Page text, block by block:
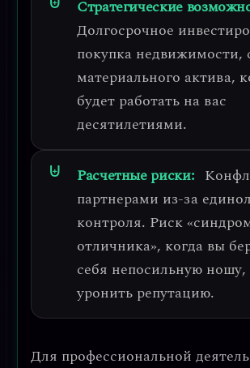
Стратегические
Долгосрочное
покупка недвижимости,
материального актива,
будет работать на вас
десятилетиями.
Расчетные риски:
партнерами из-за
контроля. Риск
отличника», когда вы
себя непосильную ношу,
уронить репутацию.
Для профессиональной